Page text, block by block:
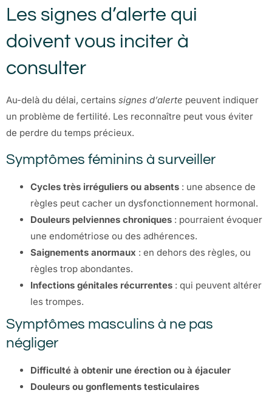
Les signes d’alerte qui
doivent vous inciter à
consulter
Au-delà du délai, certains signes d’alerte peuvent indiquer
un problème de fertilité. Les reconnaître peut vous éviter
de perdre du temps précieux.
Symptômes féminins à surveiller
Cycles très irréguliers ou absents : une absence de
règles peut cacher un dysfonctionnement hormonal.
Douleurs pelviennes chroniques : pourraient évoquer
une endométriose ou des adhérences.
Saignements anormaux : en dehors des règles, ou
règles trop abondantes.
Infections génitales récurrentes : qui peuvent altérer
les trompes.
Symptômes masculins à ne pas
négliger
Difficulté à obtenir une érection ou à éjaculer
Douleurs ou gonflements testiculaires